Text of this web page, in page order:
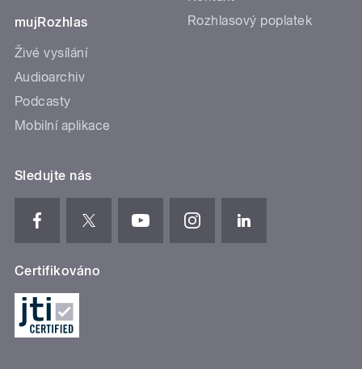
mujRozhlas
Živé vysílání
Audioarchiv
Podcasty
Mobilní aplikace
Rozhlasový poplatek
Sledujte nás
Certifikováno